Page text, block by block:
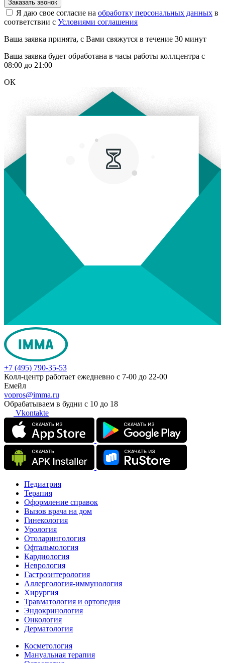
Заказать звонок
Я даю свое согласие на обработку персональных данных в
соответствии с Условиями соглашения
Ваша заявка принята, с Вами свяжутся в течение 30 минут
Ваша заявка будет обработана в часы работы коллцентра с
08:00 до 21:00
ОК
+7 (495) 790-35-53
Колл-центр работает ежедневно с 7-00 до 22-00
Емейл
vopros@imma.ru
Обрабатываем в будни с 10 до 18
Vkontakte
Педиатрия
Терапия
Оформление справок
Вызов врача на дом
Гинекология
Урология
Отоларингология
Офтальмология
Кардиология
Неврология
Гастроэнтерология
Аллергология-иммунология
Хирургия
Травматология и ортопедия
Эндокринология
Онкология
Дерматология
Косметология
Мануальная терапия